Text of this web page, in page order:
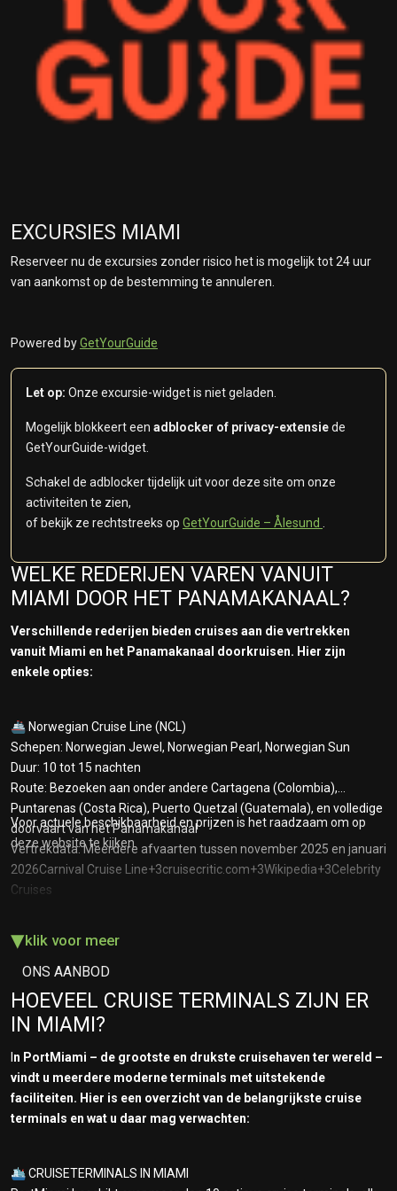
EXCURSIES MIAMI
Reserveer nu de excursies zonder risico het is mogelijk tot 24 uur
van aankomst op de bestemming te annuleren.
Powered byGetYourGuide
Let op: Onze excursie-widget is niet geladen.
Mogelijk blokkeert een adblocker of privacy-extensiede
GetYourGuide-widget.
Schakel de adblocker tijdelijk uit voor deze site om onze
activiteiten te zien,
of bekijk ze rechtstreeks op GetYourGuide – Ålesund
WELKE REDERIJEN VAREN VANUIT
MIAMI DOOR HET PANAMAKANAAL?
Verschillende rederijen bieden cruises aan die vertrekken
vanuit Miami en het Panamakanaal doorkruisen. Hier zijn
enkele opties:
🚢 Norwegian Cruise Line (NCL)
Schepen: Norwegian Jewel, Norwegian Pearl, Norwegian Sun
Duur: 10 tot 15 nachten
Route: Bezoeken aan onder andere Cartagena (Colombia),
Puntarenas (Costa Rica), Puerto Quetzal (Guatemala), en volledige
doorvaart van het Panamakanaal
Vertrekdata: Meerdere afvaarten tussen november 2025 en januari
2026Carnival Cruise Line+3cruisecritic.com+3Wikipedia+3Celebrity
Cruises
Schip: Zuiderdam
Duur: 15 nachten
Route: Bezoeken aan onder andere Cartagena, Colón, Puerto
Limón, en volledige doorvaart van het Panamakanaal
Vertrekdata: Beschikbaar in 2025 en 2026The Sun+10Holland
America Line+10cruisecritic.com+10
🚢 Celebrity Cruises
Schepen: Diverse
en volledige doorvaart van het Panamakanaal
Voor actuele beschikbaarheid en prijzen is het raadzaam om op
deze website te kijken.
▾klik voor meer
ONS AANBOD
HOEVEEL CRUISE TERMINALS ZIJN ER
IN MIAMI?
n PortMiami – de grootste en drukste cruisehaven ter wereld –
vindt u meerdere moderne terminals met uitstekende
faciliteiten. Hier is een overzicht van de belangrijkste cruise
terminals en wat u daar mag verwachten:
🛳️ CRUISETERMINALS IN MIAMI